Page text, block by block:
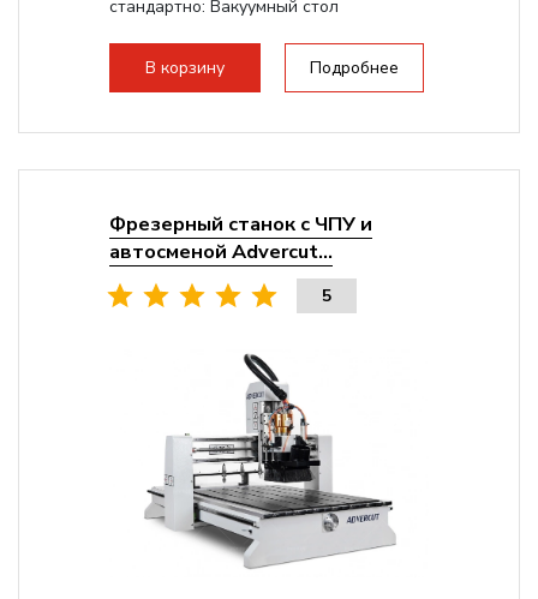
стандартно: Вакуумный стол
Мощность инвертора:
10500 Вт
Охлаждение шпинделя:Воздушное
В корзину Подробнее
Фрезерный станок с ЧПУ и
автосменой Advercut...
5